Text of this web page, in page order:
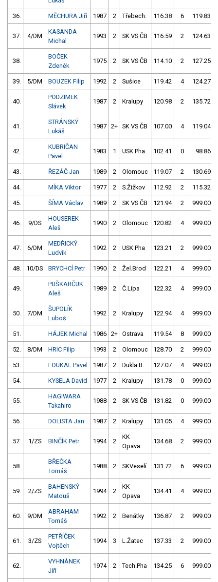
36. MĚCHURA Jiří 1987 2 Třebech. 116.38 6 119.83
37. 4/DM
KASANDA
Michal
1993 2 SK VS ČB 116.59 2 124.63
38.
BOČEK
Zdeněk
1975 2 SK VS ČB 114.10 2 127.25
39. 5/DM BOUZEK Filip 1992 2 Sušice 119.42 4 124.27
40.
PODZIMEK
Slávek
1987 2 Kralupy 120.98 2 135.72
41.
STRÁNSKÝ
Lukáš
1987 2+ SK VS ČB 107.00 4 119.04
42.
KUBRIČAN
Pavel
1983 1 USK Pha 102.41 0 98.86
43. ŘEZÁČ Jan 1989 2 Olomouc 119.07 2 130.69
44. MÍKA Viktor 1977 2 S.Žižkov 112.92 2 115.32
45. ŠÍMA Václav 1989 2 SK VS ČB 121.94 2 999.00
46. 9/DS
HOUSEREK
Aleš
1990 2 Olomouc 120.82 4 999.00
47. 6/DM
MEDŘICKÝ
Ludvík
1992 2 USK Pha 123.21 2 999.00
48. 10/DS BRYCHCÍ Petr 1990 2 Žel.Brod 122.21 4 999.00
49.
PUŠKARČUK
Aleš
1989 2 Č.Lípa 122.32 4 999.00
50. 7/DM
ŠUPOLÍK
Luboš
1992 2 Kralupy 122.94 4 999.00
51. HÁJEK Michal 1986 2+ Ostrava 119.54 8 999.00
52. 8/DM HRIC Filip 1993 2 Olomouc 128.70 2 999.00
53. FOUKAL Pavel 1987 2 Dukla B. 127.07 4 999.00
54. KYSELA David 1977 2 Kralupy 131.78 0 999.00
55.
HAGIWARA
Takahiro
1988 2 SK VS ČB 131.82 0 999.00
56. DOLISTA Jan 1987 2 Kralupy 131.05 4 999.00
57. 1/ZS BINČÍK Petr 1994 2
KK
Opava
134.68 2 999.00
58.
BŘEČKA
Tomáš
1988 2 SKVeselí 131.72 6 999.00
59. 2/ZS
BAHENSKÝ
Matouš
1994 2
KK
Opava
134.41 4 999.00
60. 9/DM
ABRAHAM
Tomáš
1992 2 Benátky 136.87 2 999.00
61. 3/ZS
PETŘÍČEK
Vojtěch
1994 3 L.Žatec 137.33 2 999.00
62.
VYHNÁNEK
Jiří
1974 2 Tech.Pha 134.25 6 999.00